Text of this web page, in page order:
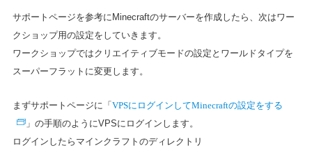
サポートページを参考にMinecraftのサーバーを作成したら、次はワー
クショップ用の設定をしていきます。
ワークショップではクリエイティブモードの設定とワールドタイプを
スーパーフラットに変更します。
まずサポートページに「 VPSにログインしてMinecraftの設定をする
」の手順のようにVPSにログインします。
ログインしたらマインクラフトのディレクトリ